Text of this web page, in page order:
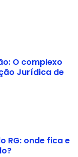
O complexo
Jurídica de
RG: onde fica e